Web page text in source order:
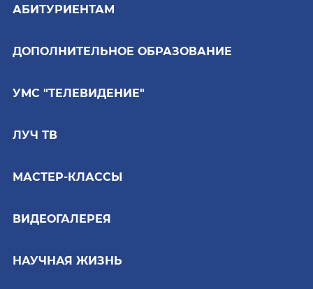
АБИТУРИЕНТАМ
ДОПОЛНИТЕЛЬНОЕ ОБРАЗОВАНИЕ
УМС "ТЕЛЕВИДЕНИЕ"
ЛУЧ ТВ
МАСТЕР-КЛАССЫ
ВИДЕОГАЛЕРЕЯ
НАУЧНАЯ ЖИЗНЬ